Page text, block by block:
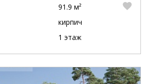
91.9 м²
кирпич
1 этаж